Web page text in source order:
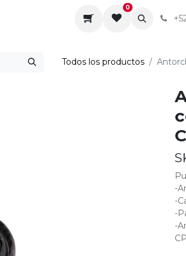
Servicios
0
Todos los productos
-
-
-
-